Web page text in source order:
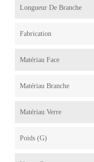
Longueur De Branche
Fabrication
Matériau Face
Matériau Branche
Matériau Verre
Poids (g)